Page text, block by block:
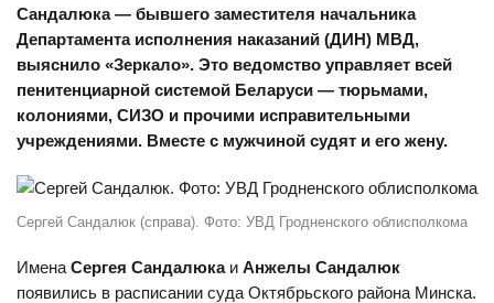
Сандалюка — бывшего заместителя начальника
Департамента исполнения наказаний (ДИН) МВД,
выяснило «Зеркало». Это ведомство управляет всей
пенитенциарной системой Беларуси — тюрьмами,
колониями, СИЗО и прочими исправительными
учреждениями. Вместе с мужчиной судят и его жену.
Сергей Сандалюк (справа). Фото: УВД Гродненского облисполкома
Имена Сергея Сандалюкаи Анжелы Сандалюк
появились в расписании суда Октябрьского района Минска.